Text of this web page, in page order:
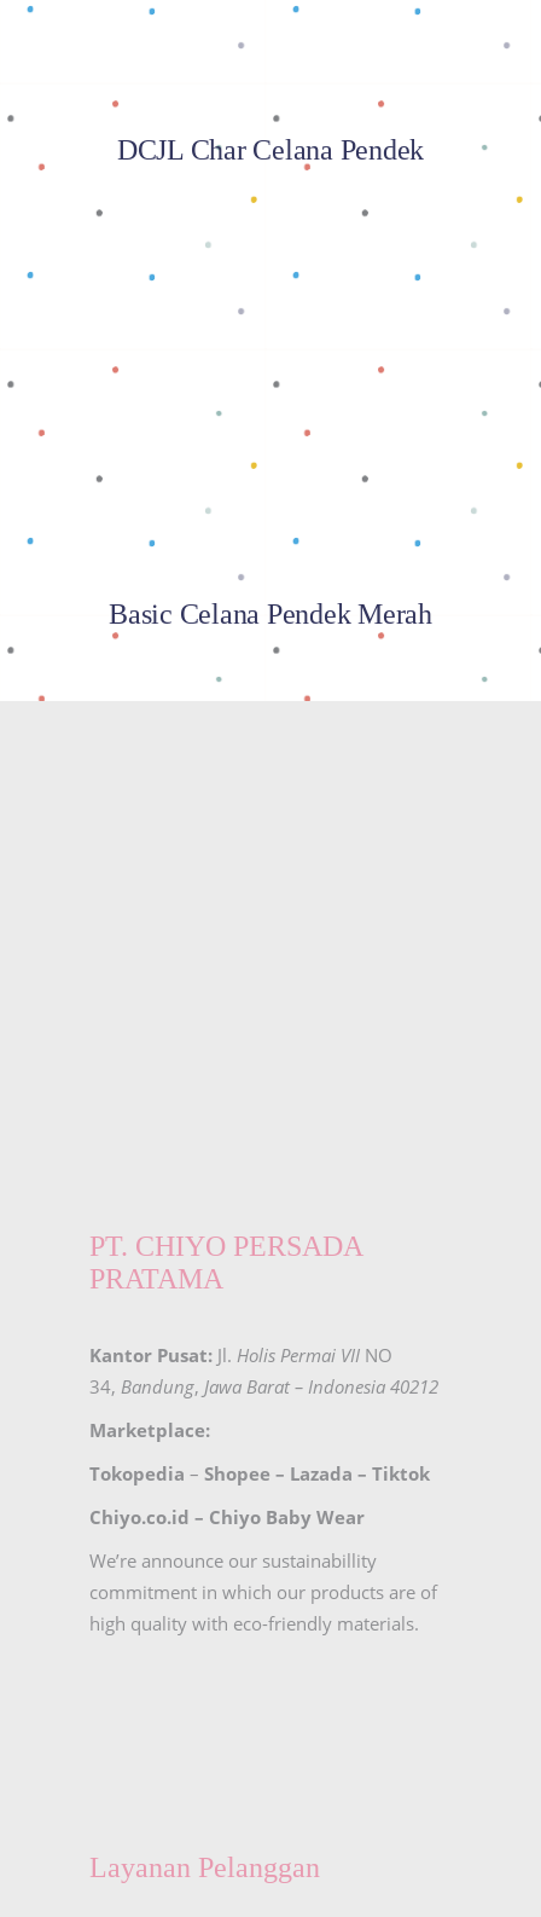
DCJL Char Celana Pendek
Baca selengkapnya
Basic Celana Pendek Merah
PT. CHIYO PERSADA
PRATAMA
Kantor Pusat: Jl. Holis Permai VII NO
34, Bandung, Jawa Barat – Indonesia 40212
Marketplace:
Tokopedia – Shopee – Lazada – Tiktok
Chiyo.co.id – Chiyo Baby Wear
We’re announce our sustainabillity
commitment in which our products are of
high quality with eco-friendly materials.
Layanan Pelanggan